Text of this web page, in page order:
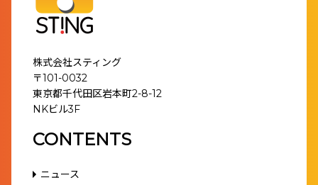
株式会社スティング
〒101-0032
東京都千代田区岩本町2-8-12
NKビル3F
CONTENTS
ニュース